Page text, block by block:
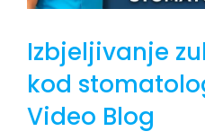
Izbjeljivanje
kod
Video Blog